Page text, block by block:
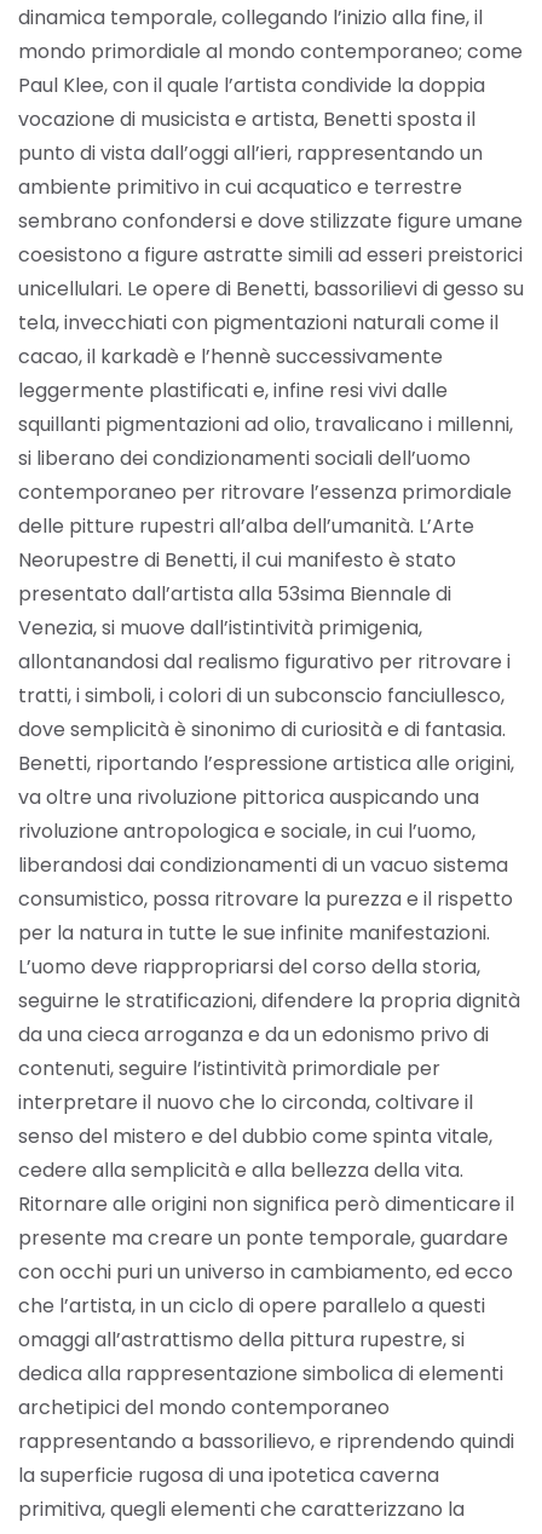
dinamica temporale, collegando l’inizio alla fine, il
mondo primordiale al mondo contemporaneo; come
Paul Klee, con il quale l’artista condivide la doppia
vocazione di musicista e artista, Benetti sposta il
punto di vista dall’oggi all’ieri, rappresentando un
ambiente primitivo in cui acquatico e terrestre
sembrano confondersi e dove stilizzate figure umane
coesistono a figure astratte simili ad esseri preistorici
unicellulari. Le opere di Benetti, bassorilievi di gesso su
tela, invecchiati con pigmentazioni naturali come il
cacao, il karkadè e l’hennè successivamente
leggermente plastificati e, infine resi vivi dalle
squillanti pigmentazioni ad olio, travalicano i millenni,
si liberano dei condizionamenti sociali dell’uomo
contemporaneo per ritrovare l’essenza primordiale
delle pitture rupestri all’alba dell’umanità. L’Arte
Neorupestre di Benetti, il cui manifesto è stato
presentato dall’artista alla 53sima Biennale di
Venezia, si muove dall’istintività primigenia,
allontanandosi dal realismo figurativo per ritrovare i
tratti, i simboli, i colori di un subconscio fanciullesco,
dove semplicità è sinonimo di curiosità e di fantasia.
Benetti, riportando l’espressione artistica alle origini,
va oltre una rivoluzione pittorica auspicando una
rivoluzione antropologica e sociale, in cui l’uomo,
liberandosi dai condizionamenti di un vacuo sistema
consumistico, possa ritrovare la purezza e il rispetto
per la natura in tutte le sue infinite manifestazioni.
L’uomo deve riappropriarsi del corso della storia,
seguirne le stratificazioni, difendere la propria dignità
da una cieca arroganza e da un edonismo privo di
contenuti, seguire l’istintività primordiale per
interpretare il nuovo che lo circonda, coltivare il
senso del mistero e del dubbio come spinta vitale,
cedere alla semplicità e alla bellezza della vita.
Ritornare alle origini non significa però dimenticare il
presente ma creare un ponte temporale, guardare
con occhi puri un universo in cambiamento, ed ecco
che l’artista, in un ciclo di opere parallelo a questi
omaggi all’astrattismo della pittura rupestre, si
dedica alla rappresentazione simbolica di elementi
archetipici del mondo contemporaneo
rappresentando a bassorilievo, e riprendendo quindi
la superficie rugosa di una ipotetica caverna
primitiva, quegli elementi che caratterizzano la